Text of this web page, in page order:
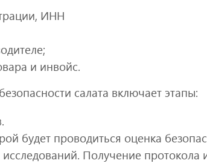
ИНН
и инвойс.
салата включает этапы:
будет проводиться оценка
Получение протокола